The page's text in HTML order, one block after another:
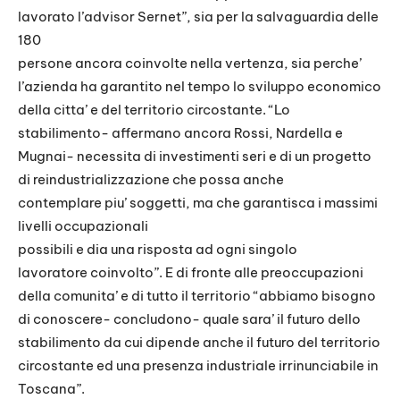
lavorato l’advisor Sernet”, sia per la salvaguardia delle
180
persone ancora coinvolte nella vertenza, sia perche’
l’azienda ha garantito nel tempo lo sviluppo economico
della citta’ e del territorio circostante. “Lo
stabilimento- affermano ancora Rossi, Nardella e
Mugnai- necessita di investimenti seri e di un progetto
di reindustrializzazione che possa anche
contemplare piu’ soggetti, ma che garantisca i massimi
livelli occupazionali
possibili e dia una risposta ad ogni singolo
lavoratore coinvolto”. E di fronte alle preoccupazioni
della comunita’ e di tutto il territorio “abbiamo bisogno
di conoscere- concludono- quale sara’ il futuro dello
stabilimento da cui dipende anche il futuro del territorio
circostante ed una presenza industriale irrinunciabile in
Toscana”.